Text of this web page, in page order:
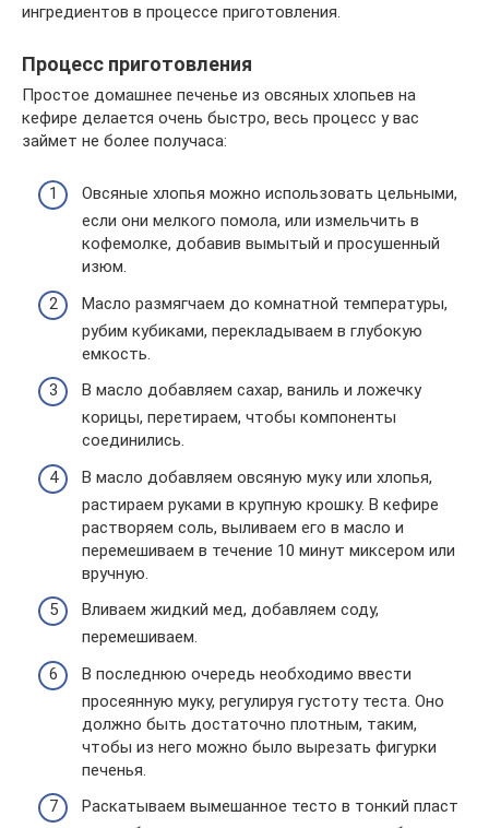
ингредиентов в процессе приготовления.
Процесс приготовления
Простое домашнее печенье из овсяных хлопьев на
кефире делается очень быстро, весь процесс у вас
займет не более получаса:
Овсяные хлопья можно использовать цельными,
если они мелкого помола, или измельчить в
кофемолке, добавив вымытый и просушенный
изюм.
Масло размягчаем до комнатной температуры,
рубим кубиками, перекладываем в глубокую
емкость.
В масло добавляем сахар, ваниль и ложечку
корицы, перетираем, чтобы компоненты
соединились.
В масло добавляем овсяную муку или хлопья,
растираем руками в крупную крошку. В кефире
растворяем соль, выливаем его в масло и
перемешиваем в течение 10 минут миксером или
вручную.
Вливаем жидкий мед, добавляем соду,
перемешиваем.
В последнюю очередь необходимо ввести
просеянную муку, регулируя густоту теста. Оно
должно быть достаточно плотным, таким,
чтобы из него можно было вырезать фигурки
печенья.
Раскатываем вымешанное тесто в тонкий пласт